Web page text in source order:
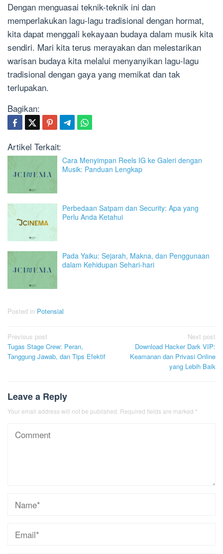
Dengan menguasai teknik-teknik ini dan
memperlakukan lagu-lagu tradisional dengan hormat,
kita dapat menggali kekayaan budaya dalam musik kita
sendiri. Mari kita terus merayakan dan melestarikan
warisan budaya kita melalui menyanyikan lagu-lagu
tradisional dengan gaya yang memikat dan tak
terlupakan.
Bagikan:
Artikel Terkait:
Cara Menyimpan Reels IG ke Galeri dengan
Musik: Panduan Lengkap
Perbedaan Satpam dan Security: Apa yang
Perlu Anda Ketahui
Pada Yaiku: Sejarah, Makna, dan Penggunaan
dalam Kehidupan Sehari-hari
Posted in Potensial
Post
navigation
Previous post
Tugas Stage Crew: Peran,
Tanggung Jawab, dan Tips Efektif
Next post
Download Hacker Dark VIP:
Keamanan dan Privasi Online
yang Lebih Baik
Leave a Reply
Your email address will not be published. Required fields are marked *